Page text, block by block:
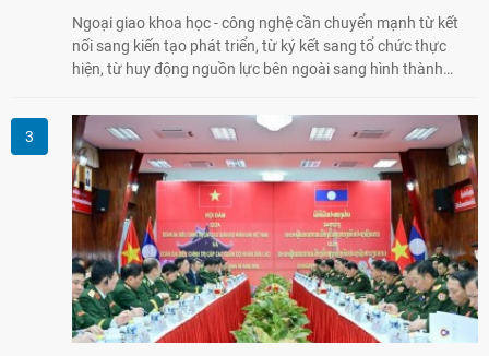
Ngoại giao khoa học - công nghệ cần chuyển mạnh từ kết
nối sang kiến tạo phát triển, từ ký kết sang tổ chức thực
hiện, từ huy động nguồn lực bên ngoài sang hình thành
nghệ, đổi mới sáng tạo và chuyển đổi số trở thành động lực
phát triển đất nước.